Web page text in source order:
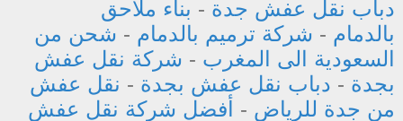
دباب نقل عفش جدة - بناء ملاحق
بالدمام - شركة ترميم بالدمام - شحن من
السعودية الى المغرب - شركة نقل عفش
بجدة - دباب نقل عفش بجدة - نقل عفش
من جدة للرياض - أفضل شركة نقل عفش